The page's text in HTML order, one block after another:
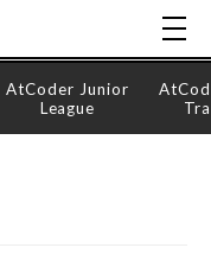
AtCoder Junior
League